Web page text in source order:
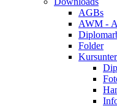
AGBs
AWM -
Folder